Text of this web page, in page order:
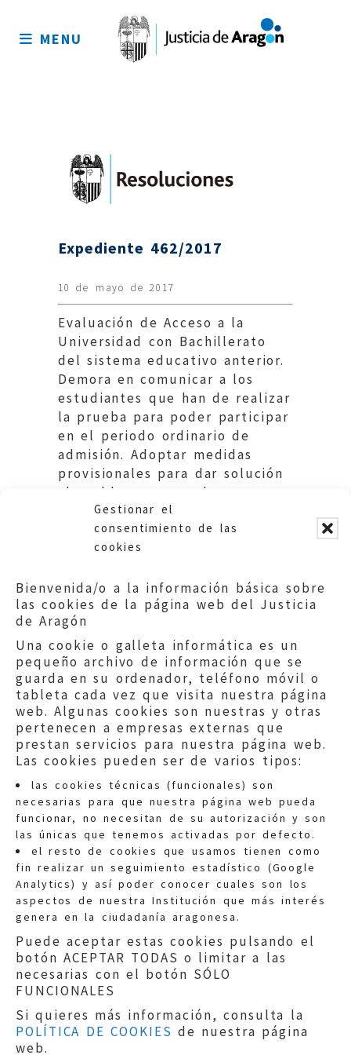
Gestionar el
consentimiento de las
cookies
Bienvenida/o a la información básica sobre
las cookies de la página web del Justicia
de Aragón
Una cookie o galleta informática es un
pequeño archivo de información que se
guarda en su ordenador, teléfono móvil o
tableta cada vez que visita nuestra página
web. Algunas cookies son nuestras y otras
pertenecen a empresas externas que
prestan servicios para nuestra página web.
Las cookies pueden ser de varios tipos:
las cookies técnicas (funcionales) son
necesarias para que nuestra página web pueda
funcionar, no necesitan de su autorización y son
las únicas que tenemos activadas por defecto.
el resto de cookies que usamos tienen como
fin realizar un seguimiento estadístico (Google
Analytics) y así poder conocer cuales son los
aspectos de nuestra Institución que más interés
genera en la ciudadanía aragonesa.
Puede aceptar estas cookies pulsando el
botón ACEPTAR TODAS o limitar a las
necesarias con el botón SÓLO
FUNCIONALES
Si quieres más información, consulta la
POLÍTICA DE COOKIES de nuestra página
web.
sitio
MENU
Expediente 462/2017
10 de mayo de 2017
Evaluación de Acceso a la
Universidad con Bachillerato
del sistema educativo anterior.
Demora en comunicar a los
estudiantes que han de realizar
la prueba para poder participar
en el periodo ordinario de
admisión. Adoptar medidas
provisionales para dar solución
al problema generado.
Universidad de Zaragoza.
Quejas:quejas@eljusticiadearagon.es
Información general:
informacion@eljusticiadearagon.es
Teléfonos:900 210 210/
Aviso legal|Política de privacidad|